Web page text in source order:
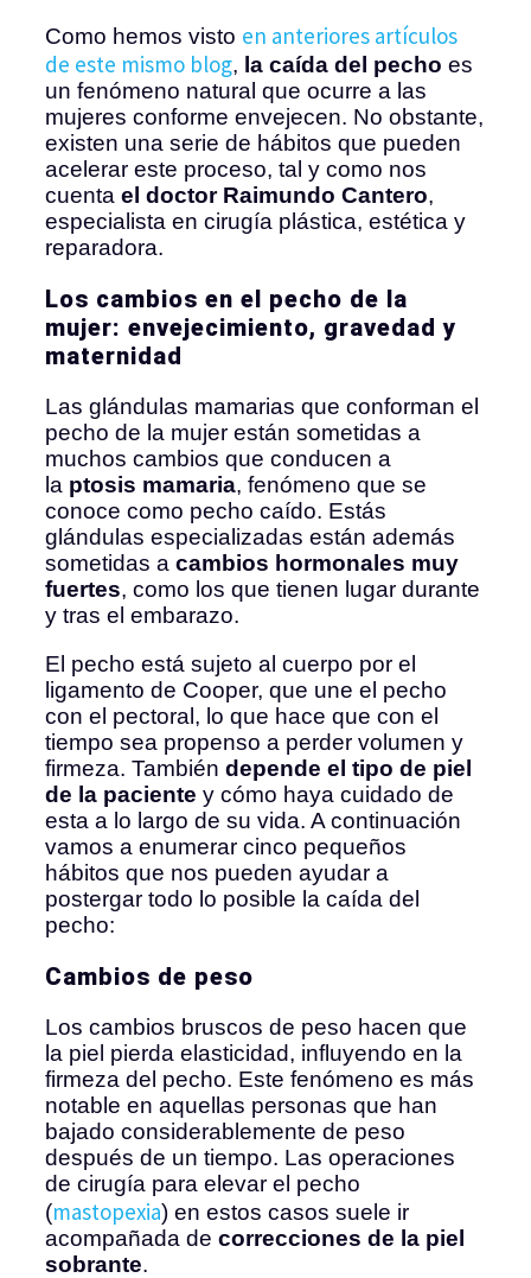
Como hemos visto en anteriores artículos
de este mismo blog, la caída del pecho es
un fenómeno natural que ocurre a las
mujeres conforme envejecen. No obstante,
existen una serie de hábitos que pueden
acelerar este proceso, tal y como nos
cuenta el doctor Raimundo Cantero,
especialista en cirugía plástica, estética y
reparadora.
Los cambios en el pecho de la
mujer: envejecimiento, gravedad y
maternidad
Las glándulas mamarias que conforman el
pecho de la mujer están sometidas a
muchos cambios que conducen a
la ptosis mamaria, fenómeno que se
conoce como pecho caído. Estás
glándulas especializadas están además
sometidas a cambios hormonales muy
fuertes, como los que tienen lugar durante
y tras el embarazo.
El pecho está sujeto al cuerpo por el
ligamento de Cooper, que une el pecho
con el pectoral, lo que hace que con el
tiempo sea propenso a perder volumen y
firmeza. También depende el tipo de piel
de la paciente y cómo haya cuidado de
esta a lo largo de su vida. A continuación
vamos a enumerar cinco pequeños
hábitos que nos pueden ayudar a
postergar todo lo posible la caída del
pecho:
Cambios de peso
Los cambios bruscos de peso hacen que
la piel pierda elasticidad, influyendo en la
firmeza del pecho. Este fenómeno es más
notable en aquellas personas que han
bajado considerablemente de peso
después de un tiempo. Las operaciones
de cirugía para elevar el pecho
(mastopexia) en estos casos suele ir
acompañada de correcciones de la piel
sobrante.